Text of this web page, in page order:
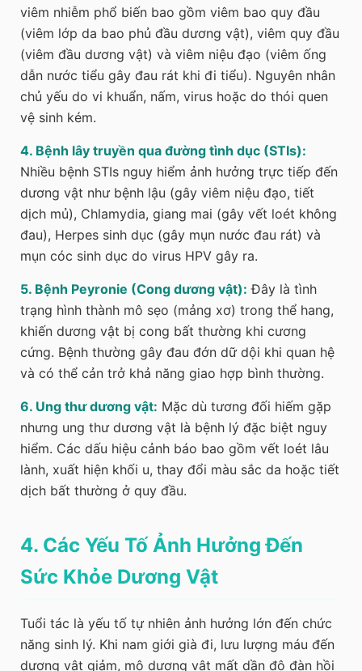
viêm nhiễm phổ biến bao gồm viêm bao quy đầu
(viêm lớp da bao phủ đầu dương vật), viêm quy đầu
(viêm đầu dương vật) và viêm niệu đạo (viêm ống
dẫn nước tiểu gây đau rát khi đi tiểu). Nguyên nhân
chủ yếu do vi khuẩn, nấm, virus hoặc do thói quen
vệ sinh kém.
4. Bệnh lây truyền qua đường tình dục (STIs):
Nhiều bệnh STIs nguy hiểm ảnh hưởng trực tiếp đến
dương vật như bệnh lậu (gây viêm niệu đạo, tiết
dịch mủ), Chlamydia, giang mai (gây vết loét không
đau), Herpes sinh dục (gây mụn nước đau rát) và
mụn cóc sinh dục do virus HPV gây ra.
5. Bệnh Peyronie (Cong dương vật): Đây là tình
trạng hình thành mô sẹo (mảng xơ) trong thể hang,
khiến dương vật bị cong bất thường khi cương
cứng. Bệnh thường gây đau đớn dữ dội khi quan hệ
và có thể cản trở khả năng giao hợp bình thường.
6. Ung thư dương vật: Mặc dù tương đối hiếm gặp
nhưng ung thư dương vật là bệnh lý đặc biệt nguy
hiểm. Các dấu hiệu cảnh báo bao gồm vết loét lâu
lành, xuất hiện khối u, thay đổi màu sắc da hoặc tiết
dịch bất thường ở quy đầu.
4. Các Yếu Tố Ảnh Hưởng Đến
Sức Khỏe Dương Vật
Tuổi tác là yếu tố tự nhiên ảnh hưởng lớn đến chức
năng sinh lý. Khi nam giới già đi, lưu lượng máu đến
dương vật giảm, mô dương vật mất dần độ đàn hồi